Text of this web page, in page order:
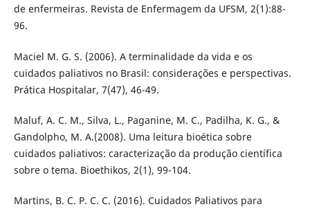
de enfermeiras. Revista de Enfermagem da UFSM, 2(1):88-
96.
Maciel M. G. S. (2006). A terminalidade da vida e os
cuidados paliativos no Brasil: considerações e perspectivas.
Prática Hospitalar, 7(47), 46-49.
Maluf, A. C. M., Silva, L., Paganine, M. C., Padilha, K. G., &
Gandolpho, M. A.(2008). Uma leitura bioética sobre
cuidados paliativos: caracterização da produção científica
sobre o tema. Bioethikos, 2(1), 99-104.
Martins, B. C. P. C. C. (2016). Cuidados Paliativos para